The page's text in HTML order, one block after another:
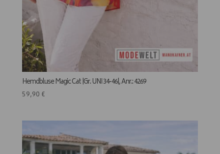
Hemdbluse Magic Cat |Gr. UNI 34-46|, Anr.: 4269
59,90 €